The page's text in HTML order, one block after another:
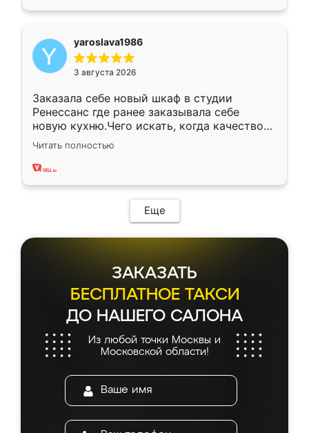
yaroslava1986
3 августа 2026
Заказала себе новый шкаф в студии
Ренессанс где ранее заказывала себе
новую кухню.Чего искать, когда качеством
вполне довольна. Служит кухня уже почти
два года, нареканий нет.
Читать полностью
Еще
ЗАКАЗАТЬ
БЕСПЛАТНОЕ ТАКСИ
ДО НАШЕГО САЛОНА
Из любой точки Москвы и
Московской области!